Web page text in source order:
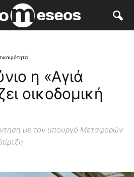
η «Αγιά
οικοδομική
με τον υπουργό Μεταφορών